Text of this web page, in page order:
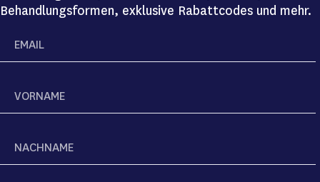
Behandlungsformen, exklusive Rabattcodes und mehr.